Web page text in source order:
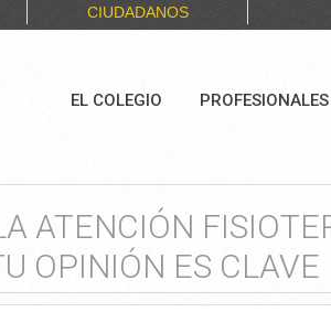
CIUDADANOS
EL COLEGIO PROFESIONALES
ATENCIÓN
OPINIÓN ES CLAVE